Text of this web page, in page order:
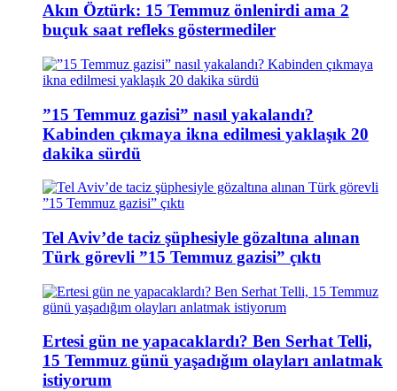
Akın Öztürk: 15 Temmuz önlenirdi ama 2
buçuk saat refleks göstermediler
”15 Temmuz gazisi” nasıl yakalandı?
Kabinden çıkmaya ikna edilmesi yaklaşık 20
dakika sürdü
Tel Aviv’de taciz şüphesiyle gözaltına alınan
Türk görevli ”15 Temmuz gazisi” çıktı
Ertesi gün ne yapacaklardı? Ben Serhat Telli,
15 Temmuz günü yaşadığım olayları anlatmak
istiyorum